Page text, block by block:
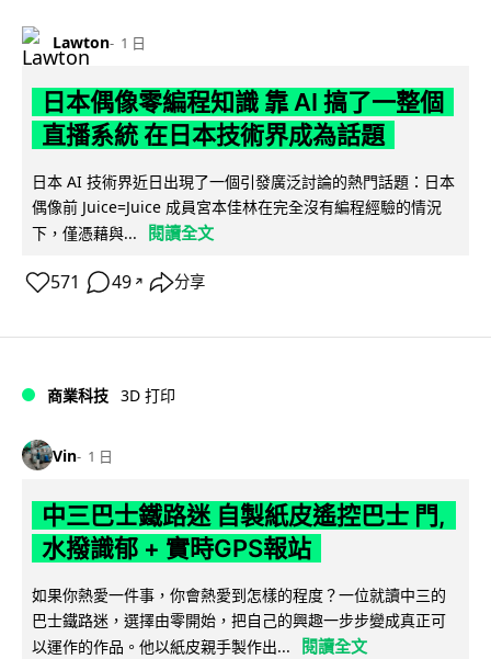
Lawton 1 日
日本偶像零編程知識 靠 AI 搞了一整個
直播系統 在日本技術界成為話題
日本 AI 技術界近日出現了一個引發廣泛討論的熱門話題：日本
偶像前 Juice=Juice 成員宮本佳林在完全沒有編程經驗的情況
下，僅憑藉與...
閱讀全文
571 49 ↗ 分享
商業科技 3D 打印
Vin 1 日
中三巴士鐵路迷 自製紙皮遙控巴士 門,
水撥識郁 + 實時GPS報站
如果你熱愛一件事，你會熱愛到怎樣的程度？一位就讀中三的
巴士鐵路迷，選擇由零開始，把自己的興趣一步步變成真正可
以運作的作品。他以紙皮親手製作出...
閱讀全文